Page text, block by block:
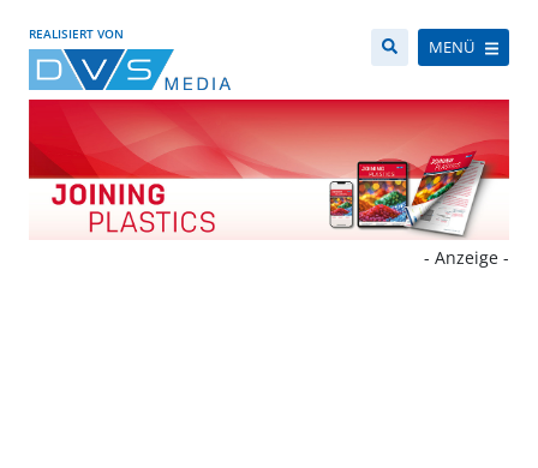
REALISIERT VON
MENÜ
- Anzeige -